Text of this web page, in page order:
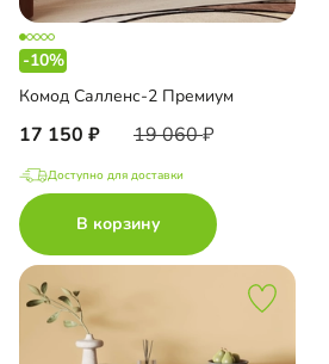
-10%
Комод Салленс-2 Премиум
17 150 19 060
Доступно для доставки
В корзину